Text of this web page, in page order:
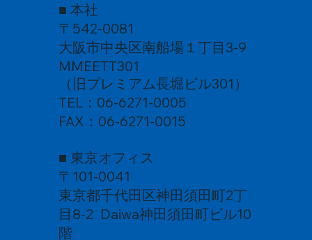
■ 本社
〒542-0081
大阪市中央区南船場１丁目3-9
MMEETT301
（旧プレミアム長堀ビル301）
TEL：06-6271-0005
FAX：06-6271-0015
■ 東京オフィス
〒101-0041
東京都千代田区神田須田町2丁
目8-2 Daiwa神田須田町ビル10
階